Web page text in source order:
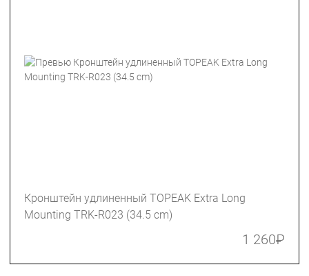
Кронштейн удлиненный TOPEAK Extra Long
Mounting TRK-R023 (34.5 cm)
1 260₽